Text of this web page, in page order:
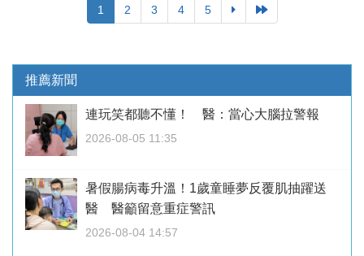
1 2 3 4 5
推薦新聞
連玩笑都聽不懂！ 醫：當心大腦拉警報
2026-08-05 11:35
暑假腸病毒升溫！1歲童睡夢反覆肌抽躍送
醫 醫籲留意重症警訊
2026-08-04 14:57